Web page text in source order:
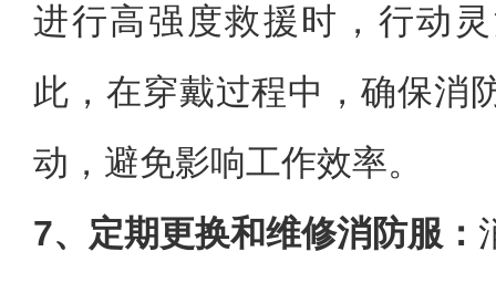
进行高强度救援时，行动
此，在穿戴过程中，确保消
动，避免影响工作效率。
7、定期更换和维修消防服：